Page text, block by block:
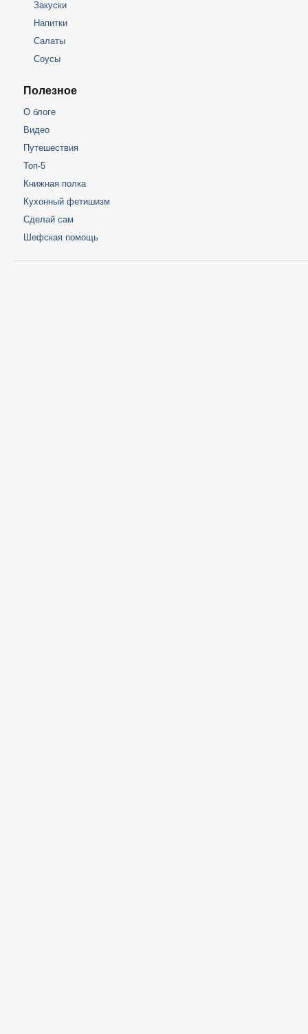
Закуски
Напитки
Салаты
Соусы
Полезное
О блоге
Видео
Путешествия
Топ-5
Книжная полка
Кухонный фетишизм
Сделай сам
Шефская помощь